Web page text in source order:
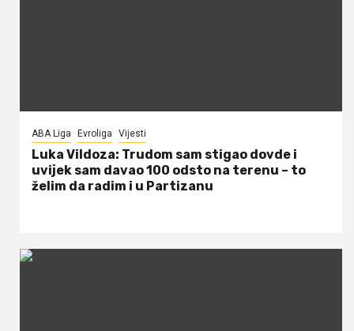
ABA Liga Evroliga Vijesti
Luka Vildoza: Trudom sam stigao dovde i
uvijek sam davao 100 odsto na terenu – to
želim da radim i u Partizanu